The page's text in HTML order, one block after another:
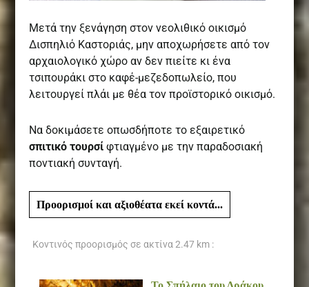
Μετά την ξενάγηση στον νεολιθικό οικισμό
Δισπηλιό Καστοριάς, μην αποχωρήσετε από τον
αρχαιολογικό χώρο αν δεν πιείτε κι ένα
τσιπουράκι στο καφέ-μεζεδοπωλείο, που
λειτουργεί πλάι με θέα τον προϊστορικό οικισμό.
Να δοκιμάσετε οπωσδήποτε το εξαιρετικό
σπιτικό τουρσί φτιαγμένο με την παραδοσιακή
ποντιακή συνταγή.
Προορισμοί και αξιοθέατα εκεί κοντά...
Κοντινός προορισμός σε ακτίνα2.47 km :